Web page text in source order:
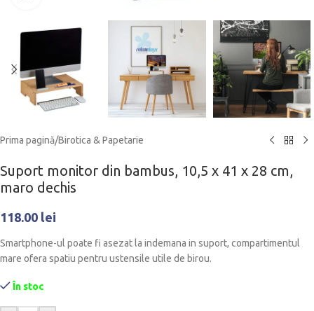
Prima pagină/Birotica & Papetarie
Suport monitor din bambus, 10,5 x 41 x 28 cm,
maro dechis
118.00 lei
Smartphone-ul poate fi asezat la indemana in suport, compartimentul
mare ofera spatiu pentru ustensile utile de birou.
În stoc